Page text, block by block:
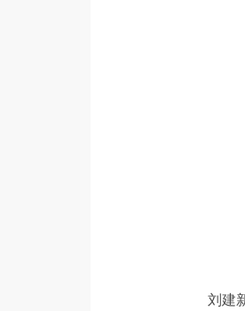
刘建